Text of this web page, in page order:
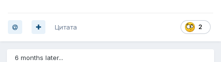
2
Цитата
6 months later...